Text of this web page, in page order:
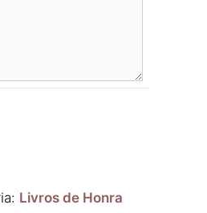
Livros de Honra